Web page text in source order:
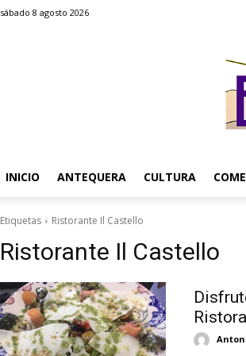
sábado 8 agosto 2026
INICIO ANTEQUERA CULTURA
Etiquetas Ristorante Il Castello
Ristorante Il Castello